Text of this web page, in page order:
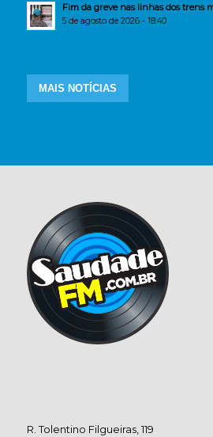
Fim da greve nas linhas dos trens
5 de agosto de 2026 - 18:40
MAIS NOTÍCIAS
R. Tolentino Filgueiras, 119